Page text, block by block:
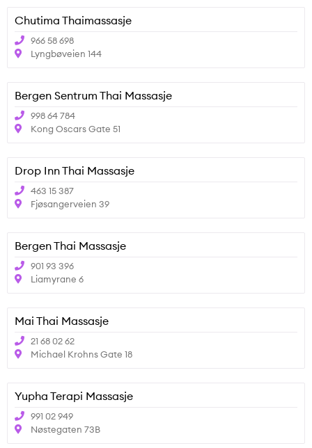
Chutima Thaimassasje
966 58 698
Lyngbøveien 144
Bergen Sentrum Thai Massasje
998 64 784
Kong Oscars Gate 51
Drop Inn Thai Massasje
463 15 387
Fjøsangerveien 39
Bergen Thai Massasje
901 93 396
Liamyrane 6
Mai Thai Massasje
21 68 02 62
Michael Krohns Gate 18
Yupha Terapi Massasje
991 02 949
Nøstegaten 73B